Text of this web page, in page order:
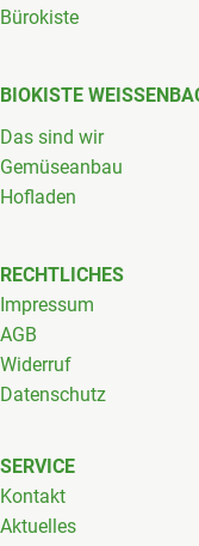
Bürokiste
BIOKISTE
Das sind wir
Gemüseanbau
Hofladen
RECHTLICHES
Impressum
AGB
Widerruf
Datenschutz
SERVICE
Kontakt
Aktuelles